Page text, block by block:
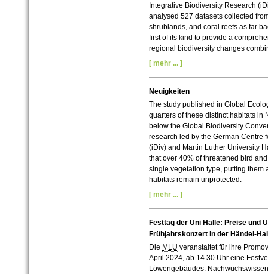
Integrative Biodiversity Research
analysed 527 datasets collected
shrublands, and coral reefs as far
first of its kind to provide a
regional biodiversity changes
[ mehr ... ]
Neuigkeiten
The study published in Global
quarters of these distinct habitats in
below the Global Biodiversity
research led by the German Centre
(iDiv) and Martin Luther University
that over 40% of threatened bird
single vegetation type, putting them
habitats remain unprotected.
[ mehr ... ]
Festtag der Uni Halle: Preise und
Frühjahrskonzert in der Händel-
Die MLU veranstaltet für ihre
April 2024, ab 14.30 Uhr eine
Löwengebäudes.